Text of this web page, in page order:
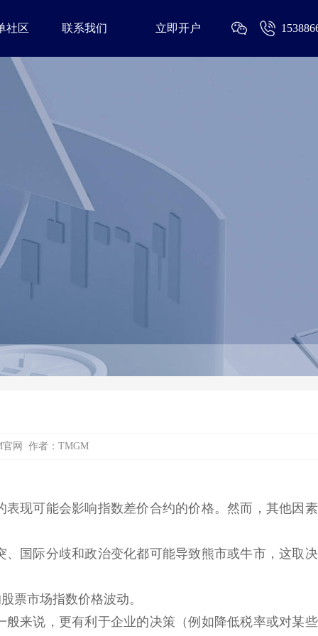
社区 联系我们 立即开户
网 作者： TMGM
现可能会影响指数差价合约的价格。然而，其他因
国际分歧和政治变化都可能导致熊市或牛市，这取
票市场指数价格波动。
来说，更有利于企业的决策（例如降低税率或对某